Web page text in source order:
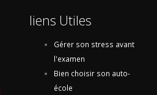
liens Utiles
Gérer son stress avant
l'examen
Bien choisir son auto-
école